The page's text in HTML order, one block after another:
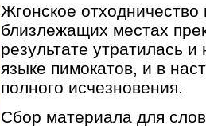
Жгонское
близлежащих местах
результате утратилась
языке пимокатов, и в
полного исчезновения.
Сбор материала для